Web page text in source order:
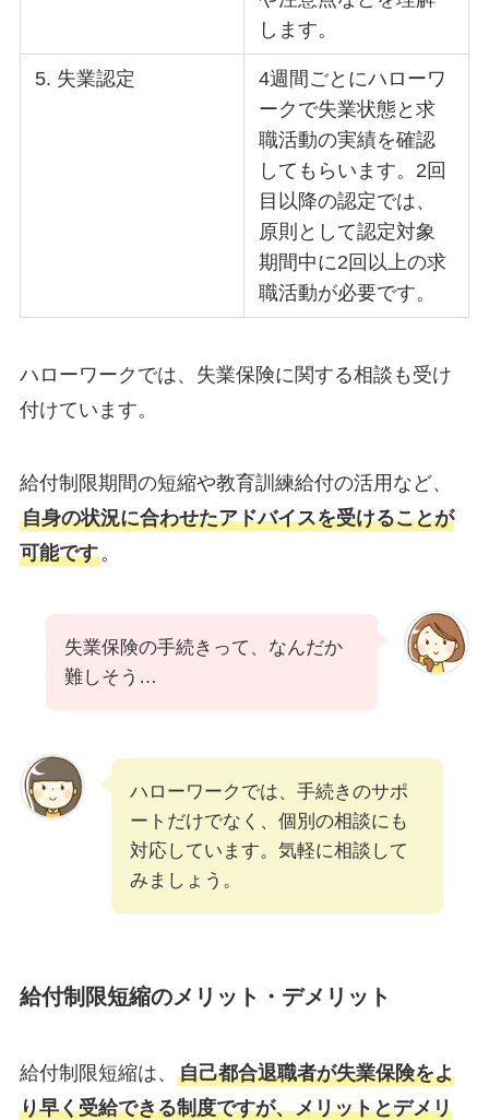
します。
5. 失業認定
4週間ごとにハローワ
ークで失業状態と求
職活動の実績を確認
してもらいます。2回
目以降の認定では、
原則として認定対象
期間中に2回以上の求
職活動が必要です。
ハローワークでは、失業保険に関する相談も受け
付けています。
給付制限期間の短縮や教育訓練給付の活用など、
自身の状況に合わせたアドバイスを受けることが
可能です。
失業保険の手続きって、なんだか
難しそう…
ハローワークでは、手続きのサポ
ートだけでなく、個別の相談にも
対応しています。気軽に相談して
みましょう。
給付制限短縮のメリット・デメリット
給付制限短縮は、 自己都合退職者が失業保険をよ
り早く受給できる制度ですが、メリットとデメリ